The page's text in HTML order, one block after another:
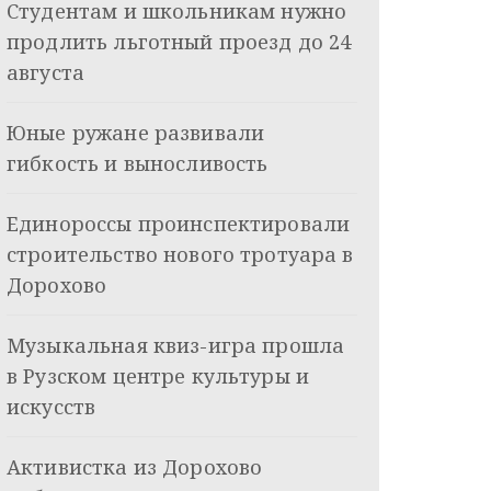
Студентам и школьникам нужно
продлить льготный проезд до 24
августа
Юные ружане развивали
гибкость и выносливость
Единороссы проинспектировали
строительство нового тротуара в
Дорохово
Музыкальная квиз-игра прошла
в Рузском центре культуры и
искусств
Активистка из Дорохово